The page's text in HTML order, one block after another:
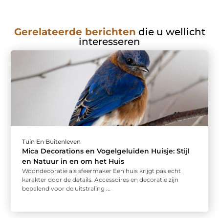
Gerelateerde berichten die u wellicht
interesseren
Tuin En Buitenleven
Mica Decorations en Vogelgeluiden Huisje: Stijl
en Natuur in en om het Huis
Woondecoratie als sfeermaker Een huis krijgt pas echt
karakter door de details. Accessoires en decoratie zijn
bepalend voor de uitstraling ...